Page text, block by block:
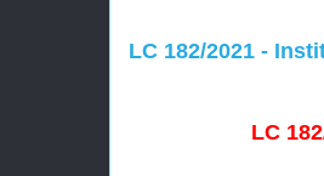
LC 182/2021 -
LC